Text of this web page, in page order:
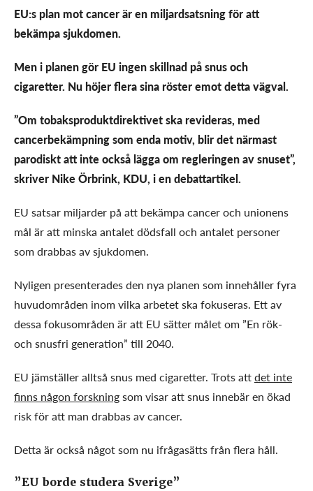
EU:s plan mot cancer är en miljardsatsning för att
bekämpa sjukdomen.
Men i planen gör EU ingen skillnad på snus och
cigaretter. Nu höjer flera sina röster emot detta vägval.
”Om tobaksproduktdirektivet ska revideras, med
cancerbekämpning som enda motiv, blir det närmast
parodiskt att inte också lägga om regleringen av snuset”,
skriver Nike Örbrink, KDU, i en debattartikel.
EU satsar miljarder på att bekämpa cancer och unionens
mål är att minska antalet dödsfall och antalet personer
som drabbas av sjukdomen.
Nyligen presenterades den nya planen som innehåller fyra
huvudområden inom vilka arbetet ska fokuseras. Ett av
dessa fokusområden är att EU sätter målet om ”En rök-
och snusfri generation” till 2040.
EU jämställer alltså snus med cigaretter. Trots attdet inte
finns någon forskningsom visar att snus innebär en ökad
risk för att man drabbas av cancer.
Detta är också något som nu ifrågasätts från flera håll.
”EU borde studera Sverige”